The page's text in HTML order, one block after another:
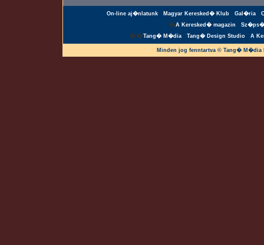
On-line aj�nlatunk Magyar Keresked� Klub Gal�ria
�A Keresked� magazin
��Tang� M�dia Tang� Design Studio A
Minden jog fenntartva © Tang�